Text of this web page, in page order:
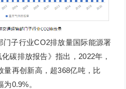
门子行业CO2排放量国际能源署
碳排放报告》指出，2022年，
量再创新高，超368亿吨，比
0.9%。